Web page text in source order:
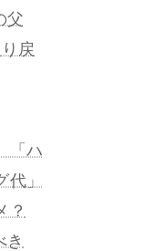
父
戻
「ハ
」
？
き